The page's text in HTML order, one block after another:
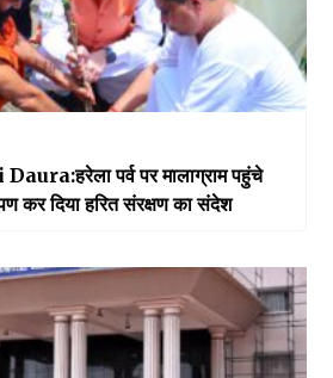
पर्व पर मालाग्राम पहुंचे
कर दिया हरित संरक्षण का संदेश